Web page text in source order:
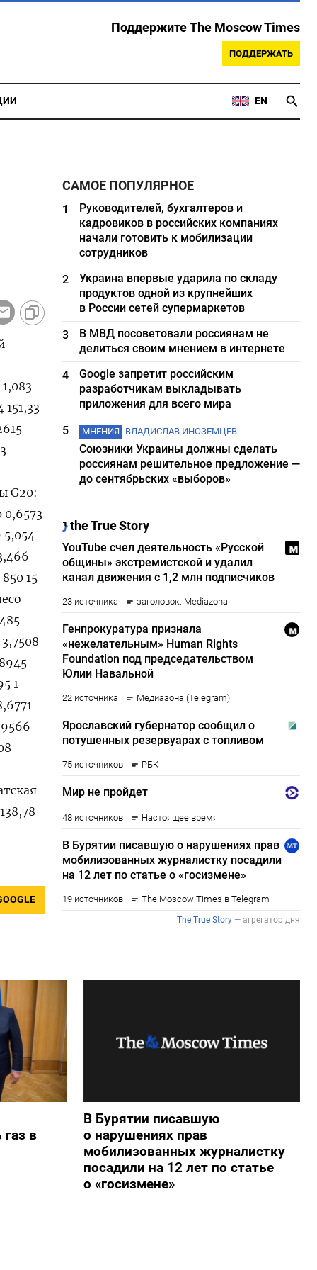
Поддержите The Moscow Times
ПОДДЕРЖАТЬ
EN
10,1432
САМОЕ ПОПУЛЯРНОЕ
1
Руководителей, бухгалтеров и
кадровиков в российских компаниях
начали готовить к мобилизации
сотрудников
2
Украина впервые ударила по складу
продуктов одной из крупнейших
в России сетей супермаркетов
3
В МВД посоветовали россиянам не
делиться своим мнением в интернете
4
Google запретит российским
разработчикам выкладывать
приложения для всего мира
5
МНЕНИЯ ВЛАДИСЛАВ ИНОЗЕМЦЕВ
Союзники Украины должны сделать
россиянам решительное предложение —
до сентябрьских «выборов»
газ в
В Бурятии писавшую
о нарушениях прав
мобилизованных журналистку
посадили на 12 лет по статье
о «госизмене»